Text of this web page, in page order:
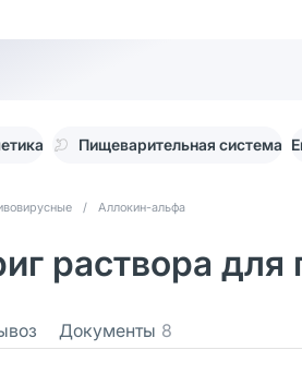
Пищеварительная система
/ Аллокин-альфа
раствора для
Документы 8